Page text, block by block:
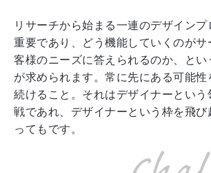
リサーチから始まる一連のデザインプ
重要であり、どう機能していくのがサ
客様のニーズに答えられるのか、とい
が求められます。常に先にある可能性
続けること。それはデザイナーという
戦であれ、デザイナーという枠を飛び
ってもです。